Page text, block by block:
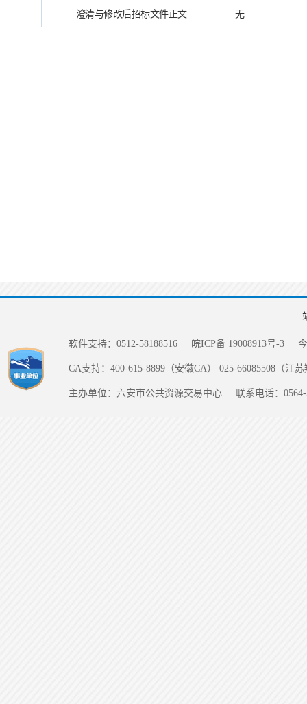
澄清与修改后招标文件正文 无
软件支持：0512-58188516 皖ICP备 19008913号-3
CA支持：400-615-8899（安徽CA） 025-66085508（江
主办单位：六安市公共资源交易中心 联系电话：0564-